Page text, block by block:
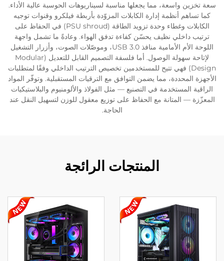
سعة تخزين واسعة، مما يجعلها مناسبة لسيناريوهات الحوسبة عالية الأداء.
كما تساهم أنظمة إدارة الكابلات المزوّدة بأربطة فيلكرو وقنوات توجيه
الكابلات وغطاء وحدة تزويد الطاقة (PSU shroud) في الحفاظ على
ترتيب داخلي نظيف يحسّن كفاءة تدفق الهواء. وعادةً ما تشمل واجهة
اللوحة الأم الأمامية منافذ USB 3.0، وموصّلات الصوت، وأزرار التشغيل
لإتاحة سهولة الوصول. أما فلسفة التصميم القابل للتعديل (Modular
Design) فهي تتيح للمستخدمين تخصيص الترتيب الداخلي وفقًا لمتطلبات
الأجهزة المحددة، مما يضمن التوافق مع الترقيات المستقبلية. وتوفّر المواد
الراقية المستخدمة في التصنيع — مثل الفولاذ والألومنيوم والبلاستيكيات
المعزّزة — المتانة مع الحفاظ على توزيع معقول للوزن لتسهيل النقل عند
الحاجة.
المنتجات الرائجة